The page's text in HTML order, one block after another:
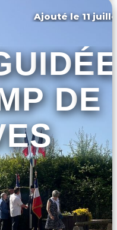
Ajouté le 11
DE